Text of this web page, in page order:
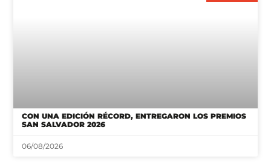
CON UNA EDICIÓN RÉCORD, ENTREGARON LOS PREMIOS
SAN SALVADOR 2026
06/08/2026